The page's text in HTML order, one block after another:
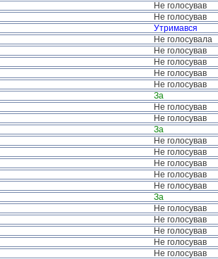
Не голосував
Не голосував
Утримався
Не голосувала
Не голосував
Не голосував
Не голосував
Не голосував
За
Не голосував
Не голосував
За
Не голосував
Не голосував
Не голосував
Не голосував
Не голосував
За
Не голосував
Не голосував
Не голосував
Не голосував
Не голосував